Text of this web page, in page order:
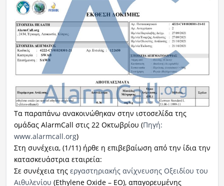
Τα παραπάνω ανακοινώθηκαν στην ιστοσελίδα της
ομάδας AlarmCall στις 22 Οκτωβρίου (Πηγή:
www.alarmcall.org)
Στη συνέχεια, (1/11) ήρθε η επιβεβαίωση από την ίδια την
κατασκευάστρια εταιρεία:
Σε συνέχεια της εργαστηριακής ανίχνευσης Οξειδίου του
Αιθυλενίου (Ethylene Oxide – ΕΟ), απαγορευμένης